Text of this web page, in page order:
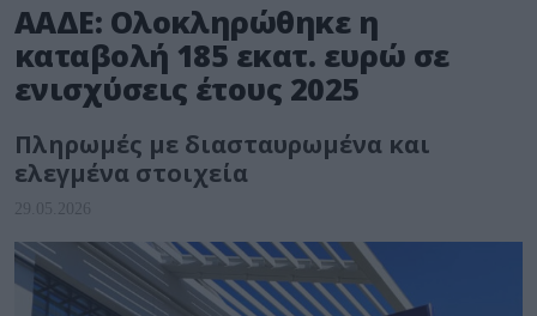
ΑΑΔΕ: Ολοκληρώθηκε η
καταβολή 185 εκατ. ευρώ σε
ενισχύσεις έτους 2025
Πληρωμές με διασταυρωμένα και
ελεγμένα στοιχεία
29.05.2026